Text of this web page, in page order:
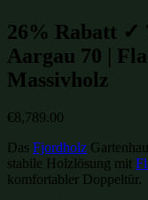
26% Rabatt ✓
Aargau 70 |
Massivholz
€8,789.00
Das Fjordholz
stabile Holzlösung mit
komfortabler Doppeltür.